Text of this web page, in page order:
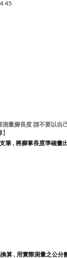
45
測量腳長度 請不要以自
】
筆 , 將腳掌長度準確畫
算 , 用實際測量之公分